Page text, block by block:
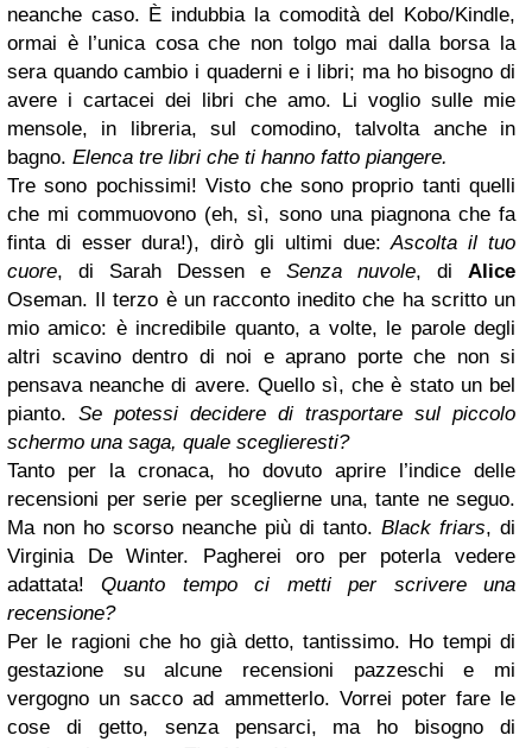
neanche caso. È indubbia la comodità del Kobo/Kindle,
ormai è l’unica cosa che non tolgo mai dalla borsa la
sera quando cambio i quaderni e i libri; ma ho bisogno di
avere i cartacei dei libri che amo. Li voglio sulle mie
mensole, in libreria, sul comodino, talvolta anche in
bagno. Elenca tre libri che ti hanno fatto piangere.
Tre sono pochissimi! Visto che sono proprio tanti quelli
che mi commuovono (eh, sì, sono una piagnona che fa
finta di esser dura!), dirò gli ultimi due:Ascolta il tuo
cuore, di Sarah Dessen e Senza nuvole, di Alice
Oseman. Il terzo è un racconto inedito che ha scritto un
mio amico: è incredibile quanto, a volte, le parole degli
altri scavino dentro di noi e aprano porte che non si
pensava neanche di avere. Quello sì, che è stato un bel
pianto. Se potessi decidere di trasportare sul piccolo
schermo una saga, quale sceglieresti?
Tanto per la cronaca, ho dovuto aprire l’indice delle
recensioni per serie per sceglierne una, tante ne seguo.
Ma non ho scorso neanche più di tanto. Black friars, di
Virginia De Winter. Pagherei oro per poterla vedere
adattata!Quanto tempo ci metti per scrivere una
recensione?
Per le ragioni che ho già detto, tantissimo. Ho tempi di
gestazione su alcune recensioni pazzeschi e mi
vergogno un sacco ad ammetterlo. Vorrei poter fare le
cose di getto, senza pensarci, ma ho bisogno di